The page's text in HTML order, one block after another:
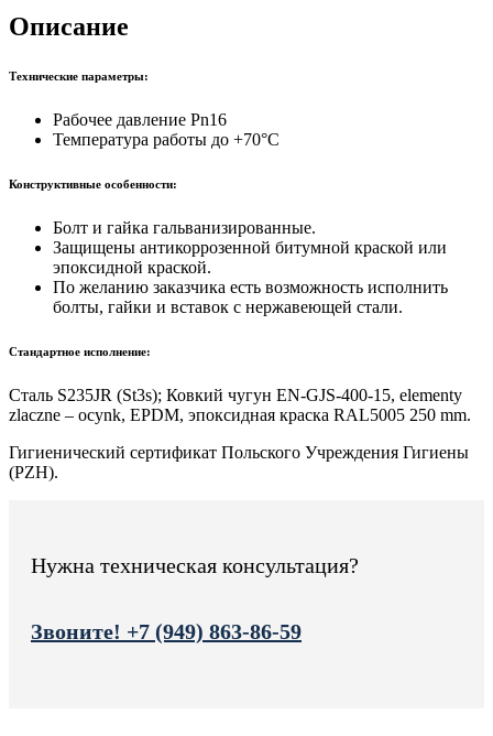
Описание
Технические параметры:
Рабочее давление Pn16
Температура работы до +70°C
Конструктивные особенности:
Болт и гайка гальванизированные.
Защищены антикоррозенной битумной краской или
эпоксидной краской.
По желанию заказчика есть возможность исполнить
болты, гайки и вставок с нержавеющей стали.
Стандартное исполнение:
Сталь S235JR (St3s); Ковкий чугун EN-GJS-400-15, elementy
zlaczne – ocynk, EPDM, эпоксидная краска RAL5005 250 mm.
Гигиенический сертификат Польского Учреждения Гигиены
(PZH).
Нужна техническая консультация?
Звоните! +7 (949) 863-86-59